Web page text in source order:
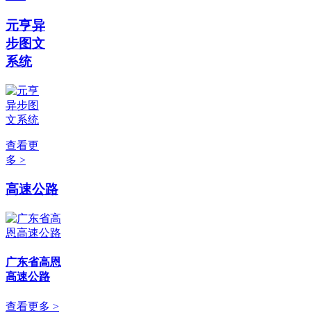
元亨异
步图文
系统
查看更
多 >
高速公路
广东省高恩
高速公路
查看更多 >